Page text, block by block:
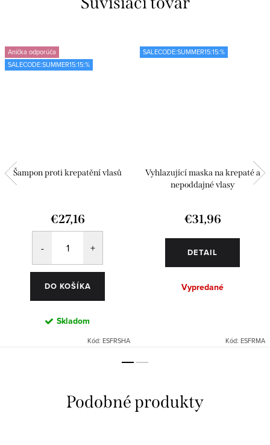
Anička odporúča
SALECODE:SUMMER15:15:%
Šampon proti krepatění vlasů
€27,16
DO KOŠÍKA
Skladom
Kód: ESFRSHA
SALECODE:SUMMER15:15:%
Vyhlazující maska na krepaté a
nepoddajné vlasy
€31,96
DETAIL
Vypredané
Kód: ESFRMA